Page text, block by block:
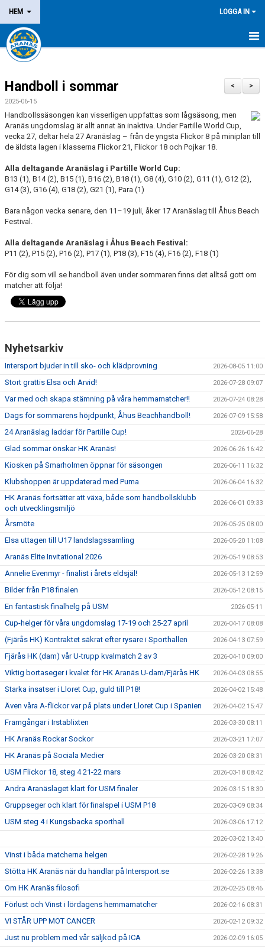
HEM LOGGA IN
NYHETER
OM KLUBBEN
MEDLEM
LEDARE
DOMARE/FUNKTIONÄR
KALENDER
MATCHER
LOTTERIER
>
<
Handboll i sommar
2025-06-15
Handbollssäsongen kan visserligen uppfattas som lågsäsong, men
Aranäs ungdomslag är allt annat än inaktiva. Under Partille World Cup,
vecka 27, deltar hela 27 Aranäslag – från de yngsta Flickor 8 på miniplan till
de äldsta lagen i klasserna Flickor 21, Flickor 18 och Pojkar 18.
Alla deltagande Aranäslag i Partille World Cup:
B13 (1), B14 (2), B15 (1), B16 (2), B18 (1), G8 (4), G10 (2), G11 (1), G12 (2),
G14 (3), G16 (4), G18 (2), G21 (1), Para (1)
Bara någon vecka senare, den 11–19 juli, åker 17 Aranäslag till Åhus Beach
Festival.
Alla deltagande Aranäslag i Åhus Beach Festival:
P11 (2), P15 (2), P16 (2), P17 (1), P18 (3), F15 (4), F16 (2), F18 (1)
För dig som vill se handboll även under sommaren finns det alltså gott om
matcher att följa!
Nyhetsarkiv
Intersport bjuder in till sko- och klädprovning 2026-08-05 11:00
Stort grattis Elsa och Arvid! 2026-07-28 09:07
Var med och skapa stämning på våra hemmamatcher!! 2026-07-24 08:28
Dags för sommarens höjdpunkt, Åhus Beachhandboll! 2026-07-09 15:58
24 Aranäslag laddar för Partille Cup! 2026-06-28
Glad sommar önskar HK Aranäs! 2026-06-26 16:42
Kiosken på Smarholmen öppnar för säsongen 2026-06-11 16:32
Klubshoppen är uppdaterad med Puma 2026-06-04 16:32
HK Aranäs fortsätter att växa, både som handbollsklubb
och utvecklingsmiljö
2026-06-01 09:33
Årsmöte 2026-05-25 08:00
Elsa uttagen till U17 landslagssamling 2026-05-20 11:08
Aranäs Elite Invitational 2026 2026-05-19 08:53
Annelie Evenmyr - finalist i årets eldsjäl! 2026-05-13 12:59
Bilder från P18 finalen 2026-05-12 08:15
En fantastisk finalhelg på USM 2026-05-11
Cup-helger för våra ungdomslag 17-19 och 25-27 april 2026-04-17 08:08
(Fjärås HK) Kontraktet säkrat efter rysare i Sporthallen 2026-04-13 07:59
Fjärås HK (dam) vår U-trupp kvalmatch 2 av 3 2026-04-10 09:00
Viktig bortaseger i kvalet för HK Aranäs U-dam/Fjärås HK 2026-04-03 08:55
Starka insatser i Lloret Cup, guld till P18! 2026-04-02 15:48
Även våra A-flickor var på plats under Lloret Cup i Spanien 2026-04-02 15:47
Framgångar i Irstablixten 2026-03-30 08:11
HK Aranäs Rockar Sockor 2026-03-21 17:07
HK Aranäs på Sociala Medier 2026-03-20 08:31
USM Flickor 18, steg 4 21-22 mars 2026-03-18 08:42
Andra Aranäslaget klart för USM finaler 2026-03-15 18:30
Gruppseger och klart för finalspel i USM P18 2026-03-09 08:34
USM steg 4 i Kungsbacka sporthall 2026-03-06 17:12
2026-03-02 13:40
Vinst i båda matcherna helgen 2026-02-28 19:26
Stötta HK Aranäs när du handlar på Intersport.se 2026-02-26 13:38
Om HK Aranäs filosofi 2026-02-25 08:46
Förlust och Vinst i lördagens hemmamatcher 2026-02-16 08:31
VI STÅR UPP MOT CANCER 2026-02-12 09:32
Just nu problem med vår säljkod på ICA 2026-02-09 16:05